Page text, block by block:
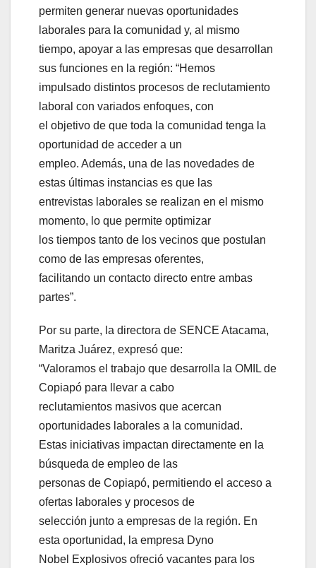
permiten generar nuevas oportunidades
laborales para la comunidad y, al mismo
tiempo, apoyar a las empresas que desarrollan
sus funciones en la región: “Hemos
impulsado distintos procesos de reclutamiento
laboral con variados enfoques, con
el objetivo de que toda la comunidad tenga la
oportunidad de acceder a un
empleo. Además, una de las novedades de
estas últimas instancias es que las
entrevistas laborales se realizan en el mismo
momento, lo que permite optimizar
los tiempos tanto de los vecinos que postulan
como de las empresas oferentes,
facilitando un contacto directo entre ambas
partes”.
Por su parte, la directora de SENCE Atacama,
Maritza Juárez, expresó que:
“Valoramos el trabajo que desarrolla la OMIL de
Copiapó para llevar a cabo
reclutamientos masivos que acercan
oportunidades laborales a la comunidad.
Estas iniciativas impactan directamente en la
búsqueda de empleo de las
personas de Copiapó, permitiendo el acceso a
ofertas laborales y procesos de
selección junto a empresas de la región. En
esta oportunidad, la empresa Dyno
Nobel Explosivos ofreció vacantes para los